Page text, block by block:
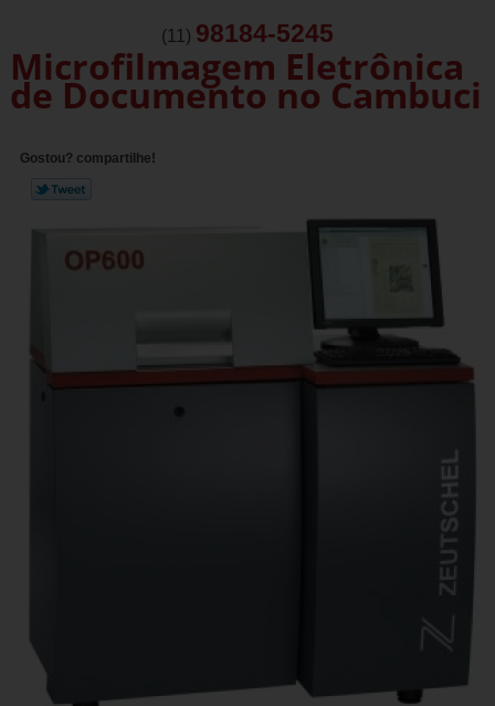
(11) 98184-5245
Microfilmagem Eletrônica
de Documento no Cambuci
Gostou? compartilhe!